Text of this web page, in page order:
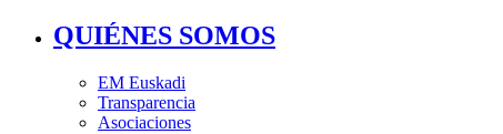
QUIÉNES SOMOS
EM Euskadi
Transparencia
Asociaciones